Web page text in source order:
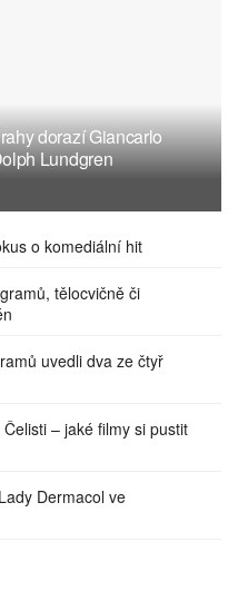
dorazí Giancarlo
Lundgren
o komediální hit
tělocvičně či
uvedli dva ze čtyř
– jaké filmy si pustit
Dermacol ve